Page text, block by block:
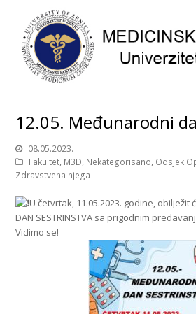
12.05. Međunarodni
08.05.2023.
Fakultet, M3D, Nekategorisano, Odsjek
Zdravstvena njega
U četvrtak, 11.05.2023. godine, obilježit
DAN SESTRINSTVA sa prigodnim
Vidimo se!